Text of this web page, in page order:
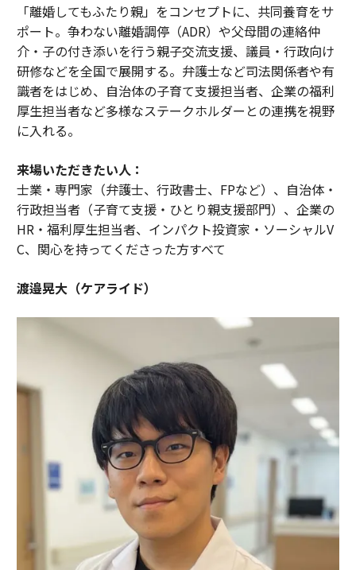
「離婚してもふたり親」をコンセプトに、共同養育をサ
ポート。争わない離婚調停（ADR）や父母間の連絡仲
介・子の付き添いを行う親子交流支援、議員・行政向け
研修などを全国で展開する。弁護士など司法関係者や有
識者をはじめ、自治体の子育て支援担当者、企業の福利
厚生担当者など多様なステークホルダーとの連携を視野
に入れる。
来場いただきたい人：
士業・専門家（弁護士、行政書士、FPなど）、自治体・
行政担当者（子育て支援・ひとり親支援部門）、企業の
HR・福利厚生担当者、インパクト投資家・ソーシャルV
C、関心を持ってくださった方すべて
渡邉晃大（ケアライド）